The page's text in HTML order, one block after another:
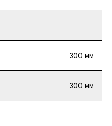
300 мм
300 мм